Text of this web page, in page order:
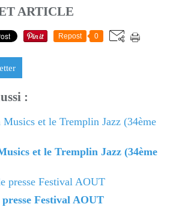
ARTICLE
Repost 0
:
et le Tremplin Jazz (34ème
Festival AOUT